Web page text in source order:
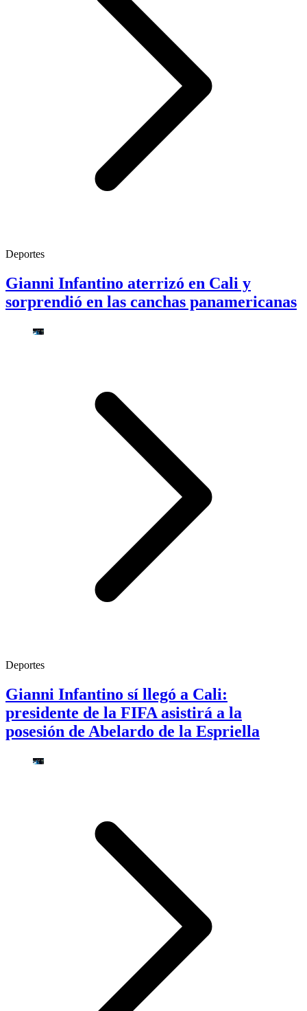
Deportes
Gianni Infantino aterrizó en Cali y
sorprendió en las canchas panamericanas
Deportes
Gianni Infantino sí llegó a Cali:
presidente de la FIFA asistirá a la
posesión de Abelardo de la Espriella